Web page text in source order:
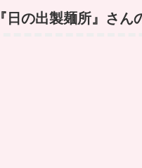
『日の出製麺所』さん